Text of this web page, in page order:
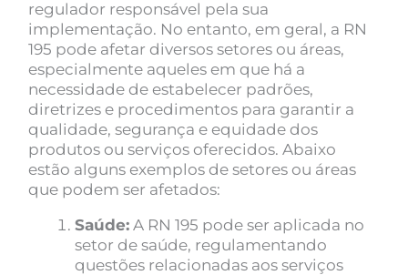
regulador responsável pela sua
implementação. No entanto, em geral, a RN
195 pode afetar diversos setores ou áreas,
especialmente aqueles em que há a
necessidade de estabelecer padrões,
diretrizes e procedimentos para garantir a
qualidade, segurança e equidade dos
produtos ou serviços oferecidos. Abaixo
estão alguns exemplos de setores ou áreas
que podem ser afetados:
Saúde: A RN 195 pode ser aplicada no
setor de saúde, regulamentando
questões relacionadas aos serviços